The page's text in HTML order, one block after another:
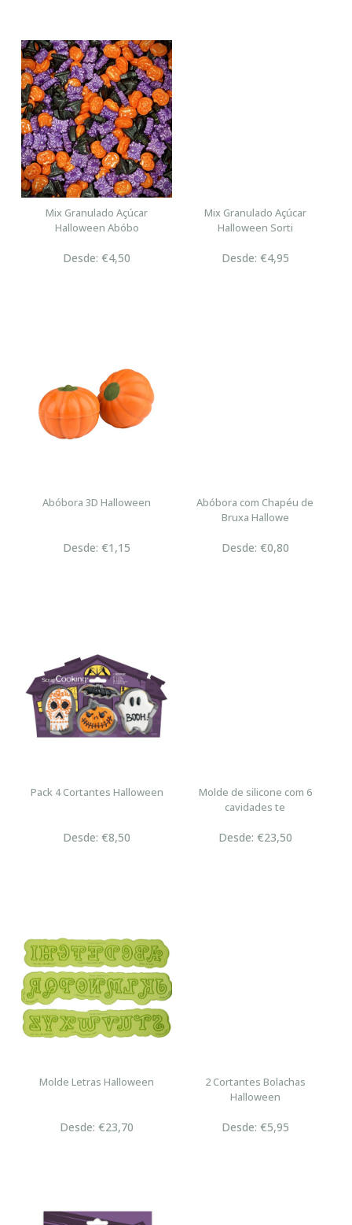
Mix Granulado Açúcar
Halloween Abóbo
Desde: €4,50
Mix Granulado Açúcar
Halloween Sorti
Desde: €4,95
Abóbora 3D Halloween
Desde: €1,15
Abóbora com Chapéu de
Bruxa Hallowe
Desde: €0,80
Pack 4 Cortantes Halloween
Desde: €8,50
Molde de silicone com 6
cavidades te
Desde: €23,50
Molde Letras Halloween
Desde: €23,70
2 Cortantes Bolachas
Halloween
Desde: €5,95